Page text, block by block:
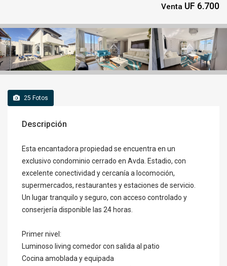
Venta UF 6.700
25 Fotos
Descripción
Esta encantadora propiedad se encuentra en un
exclusivo condominio cerrado en Avda. Estadio, con
excelente conectividad y cercanía a locomoción,
supermercados, restaurantes y estaciones de servicio.
Un lugar tranquilo y seguro, con acceso controlado y
conserjería disponible las 24 horas.
Primer nivel:
Luminoso living comedor con salida al patio
Cocina amoblada y equipada